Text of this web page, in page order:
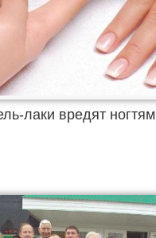
лаки вредят ногтям